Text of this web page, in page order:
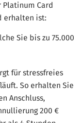
Card
erhalten ist:
Sie bis zu 75.000
für stressfreies
So erhalten Sie
Anschluss,
200 €